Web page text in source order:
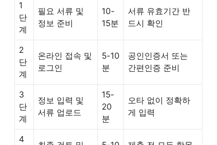
1
단
계
필요 서류 및
정보 준비
10-
15분
서류 유효기간 반
드시 확인
2
단
계
온라인 접속 및
로그인
5-10
분
공인인증서 또는
간편인증 준비
3
단
계
정보 입력 및
서류 업로드
15-
20
분
오타 없이 정확하
게 입력
4